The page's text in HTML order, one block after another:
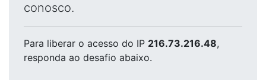
conosco.
Para liberar o acesso do IP 216.73.216.48,
responda ao desafio abaixo.